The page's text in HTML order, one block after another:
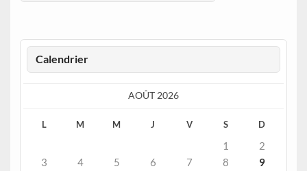
Calendrier
AOÛT 2026
L M M J V S D
1
2
3
4 5 6 7 8
9